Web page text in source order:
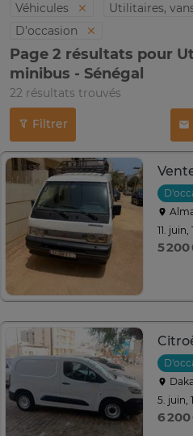
Véhicules
Utilitaires,
D'occasion
Page 2 résultats pour
minibus - Sénégal
22 résultats trouvés
Filtrer
11. juin,
5 200
5. juin,
6